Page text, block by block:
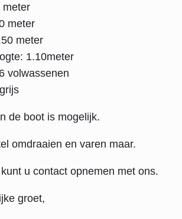
meter
meter
meter
1.10meter
volwassenen
de boot is mogelijk.
omdraaien en varen maar.
u contact opnemen met ons.
groet,